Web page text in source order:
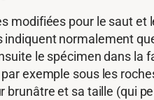
modifiées pour le saut
normalement
le spécimen dans
exemple sous les
brunâtre et sa taille (qui